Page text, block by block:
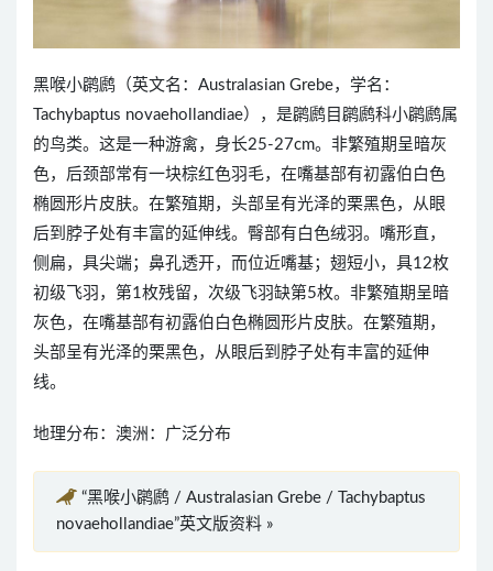
黑喉小䴙䴘（英文名：Australasian Grebe，学名：
Tachybaptus novaehollandiae），是䴙䴘目䴙䴘科小䴙䴘属
的鸟类。这是一种游禽，身长25-27cm。非繁殖期呈暗灰
色，后颈部常有一块棕红色羽毛，在嘴基部有初露伯白色
椭圆形片皮肤。在繁殖期，头部呈有光泽的栗黑色，从眼
后到脖子处有丰富的延伸线。臀部有白色绒羽。嘴形直，
侧扁，具尖端；鼻孔透开，而位近嘴基；翅短小，具12枚
初级飞羽，第1枚残留，次级飞羽缺第5枚。非繁殖期呈暗
灰色，在嘴基部有初露伯白色椭圆形片皮肤。在繁殖期，
头部呈有光泽的栗黑色，从眼后到脖子处有丰富的延伸
线。
地理分布：澳洲：广泛分布
“黑喉小䴙䴘 / Australasian Grebe / Tachybaptus
novaehollandiae”英文版资料 »